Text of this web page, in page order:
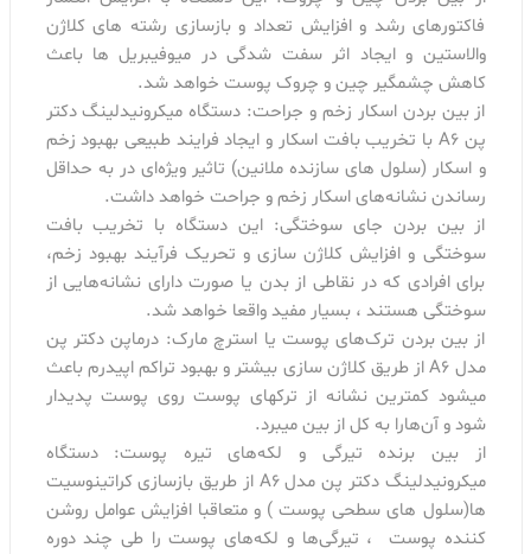
فاکتورهای رشد و افزایش تعداد و بازسازی رشته های کلاژن
والاستین و ایجاد اثر سفت شدگی در میوفیبریل ها باعث
کاهش چشمگیر چین و چروک پوست خواهد شد.
از بین بردن اسکار زخم و جراحت: دستگاه میکرونیدلینگ دکتر
پن A6 با تخریب بافت اسکار و ایجاد فرایند طبیعی بهبود زخم
و اسکار (سلول های سازنده ملانین) تاثیر ویژه‌ای در به حداقل
رساندن نشانه‌های اسکار زخم و جراحت خواهد داشت.
از بین بردن جای سوختگی: این دستگاه با تخریب بافت
سوختگی و افزایش کلاژن سازی و تحریک فرآیند بهبود زخم،
برای افرادی که در نقاطی از بدن یا صورت دارای نشانه‌هایی از
سوختگی هستند ، بسیار مفید واقعا خواهد شد.
از بین بردن ترک‌های پوست یا استرچ مارک: درماپن دکتر پن
مدل A6 از طریق کلاژن سازی بیشتر و بهبود تراکم اپیدرم باعث
میشود کمترین نشانه از ترکهای پوست روی پوست پدیدار
شود و آن‌هارا به کل از بین میبرد.
از بین برنده تیرگی و لکه‌های تیره پوست: دستگاه
میکرونیدلینگ دکتر پن مدل A6 از طریق بازسازی کراتینوسیت
ها(سلول های سطحی پوست ) و متعاقبا افزایش عوامل روشن
کننده پوست ، تیرگی‌ها و لکه‌های پوست را طی چند دوره